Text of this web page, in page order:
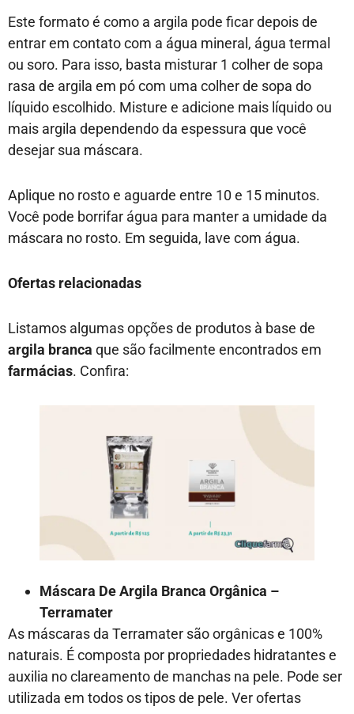
Este formato é como a argila pode ficar depois de
entrar em contato com a água mineral, água termal
ou soro. Para isso, basta misturar 1 colher de sopa
rasa de argila em pó com uma colher de sopa do
líquido escolhido. Misture e adicione mais líquido ou
mais argila dependendo da espessura que você
desejar sua máscara.
Aplique no rosto e aguarde entre 10 e 15 minutos.
Você pode borrifar água para manter a umidade da
máscara no rosto. Em seguida, lave com água.
Ofertas relacionadas
Listamos algumas opções de produtos à base de
argila branca que são facilmente encontrados em
farmácias. Confira:
Máscara De Argila Branca Orgânica –
Terramater
As máscaras da Terramater são orgânicas e 100%
naturais. É composta por propriedades hidratantes e
auxilia no clareamento de manchas na pele. Pode ser
utilizada em todos os tipos de pele. Ver ofertas